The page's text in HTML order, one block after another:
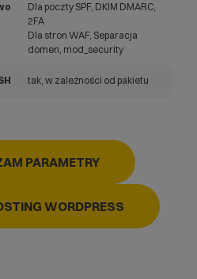
Dla poczty SPF, DKIM DMARC,
2FA
Dla stron WAF, Separacja
domen, mod_security
tak, w zależności od pakietu
PARAMETRY
WORDPRESS